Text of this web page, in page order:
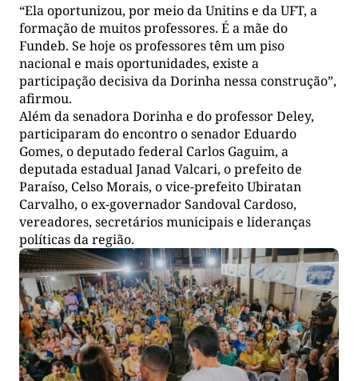
“Ela oportunizou, por meio da Unitins e da UFT, a
formação de muitos professores. É a mãe do
Fundeb. Se hoje os professores têm um piso
nacional e mais oportunidades, existe a
participação decisiva da Dorinha nessa construção”,
afirmou.
Além da senadora Dorinha e do professor Deley,
participaram do encontro o senador Eduardo
Gomes, o deputado federal Carlos Gaguim, a
deputada estadual Janad Valcari, o prefeito de
Paraíso, Celso Morais, o vice-prefeito Ubiratan
Carvalho, o ex-governador Sandoval Cardoso,
vereadores, secretários municipais e lideranças
políticas da região.